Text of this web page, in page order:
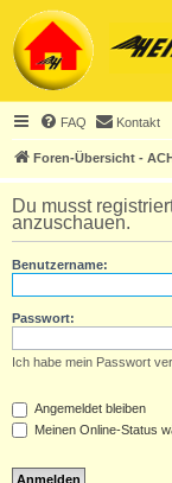
FAQ Kontakt
Foren-Übersicht -
Du musst
anzuschauen.
Benutzername:
Passwort:
Ich habe mein Passwort
Angemeldet bleiben
Meinen Online-Status